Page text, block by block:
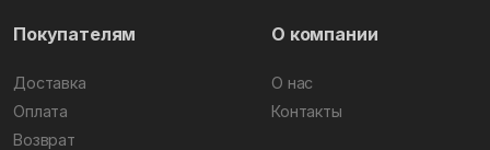
Покупателям
Доставка
Оплата
Возврат
О компании
О нас
Контакты